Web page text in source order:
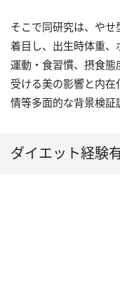
そこで同研究は、や
着目し、出生時体重、
運動・食習慣、摂食
受ける美の影響と内
情等多面的な背景検証
ダイエット経験